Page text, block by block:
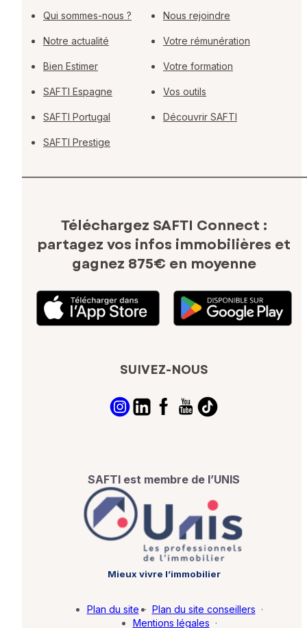
Qui sommes-nous ?
Notre actualité
Bien Estimer
SAFTI Espagne
SAFTI Portugal
SAFTI Prestige
Nous rejoindre
Votre rémunération
Votre formation
Vos outils
Découvrir SAFTI
Téléchargez SAFTI Connect :
partagez vos infos immobilières et
gagnez 875€ en moyenne
SUIVEZ-NOUS
SAFTI est membre de l’UNIS
Mieux vivre l’immobilier
Plan du site · Plan du site conseillers ·
Mentions légales ·